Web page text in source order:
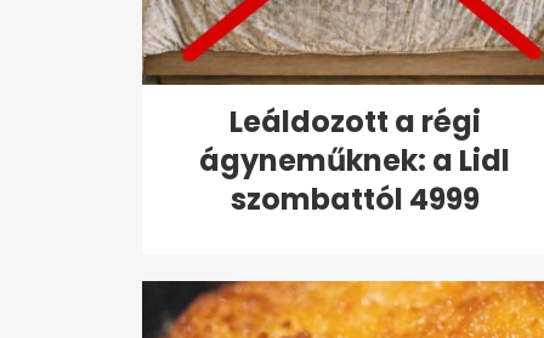
Leáldozott a régi
ágyneműknek: a Lidl
szombattól 4999